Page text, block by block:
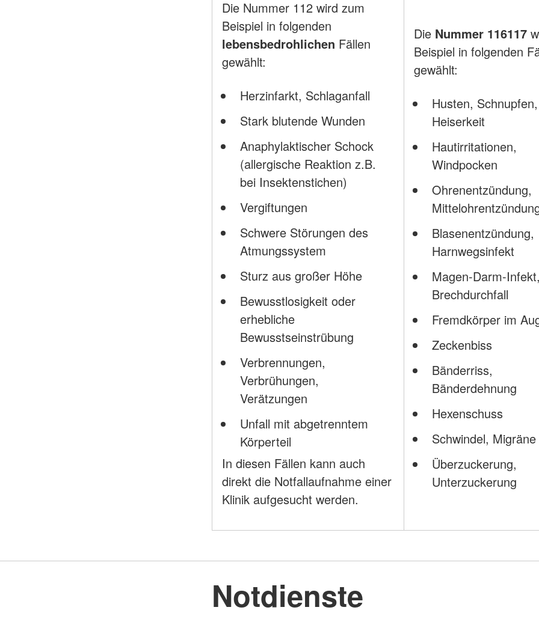
Die Nummer 112 wird zum
Beispiel in folgenden
lebensbedrohlichen Fällen
gewählt:
Herzinfarkt, Schlaganfall
Stark blutende Wunden
Anaphylaktischer Schock
(allergische Reaktion z.B.
bei Insektenstichen)
Vergiftungen
Schwere Störungen des
Atmungssystem
Sturz aus großer Höhe
Bewusstlosigkeit oder
erhebliche
Bewusstseinstrübung
Verbrennungen,
Verbrühungen,
Verätzungen
Unfall mit abgetrenntem
Körperteil
In diesen Fällen kann auch
direkt die Notfallaufnahme einer
Klinik aufgesucht werden.
Die Nummer 116117
Beispiel in folgenden
gewählt:
Husten, Schnupfen,
Heiserkeit
Hautirritationen,
Windpocken
Ohrenentzündung,
Blasenentzündung,
Harnwegsinfekt
Magen-Darm-
Brechdurchfall
Fremdkörper im
Zeckenbiss
Bänderriss,
Bänderdehnung
Hexenschuss
Schwindel, Migräne
Überzuckerung,
Unterzuckerung
Notdienste